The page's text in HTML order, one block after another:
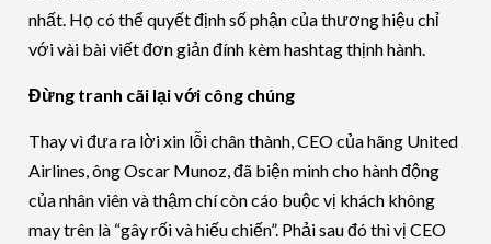
nhất. Họ có thể quyết định số phận của thương hiệu chỉ
với vài bài viết đơn giản đính kèm hashtag thịnh hành.
Đừng tranh cãi lại với công chúng
Thay vì đưa ra lời xin lỗi chân thành, CEO của hãng United
Airlines, ông Oscar Munoz, đã biện minh cho hành động
của nhân viên và thậm chí còn cáo buộc vị khách không
may trên là “gây rối và hiếu chiến”. Phải sau đó thì vị CEO